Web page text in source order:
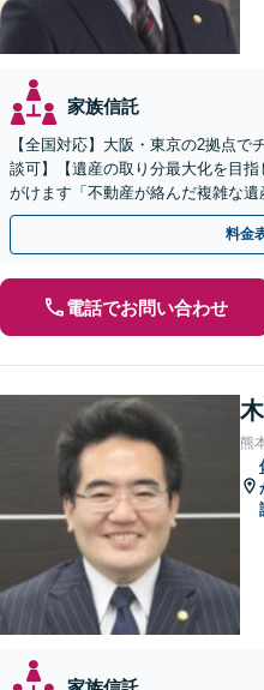
家族信託
【全国対応】大阪・東京の2拠点
談可】【遺産の取り分最大化を目
がけます「不動産が絡んだ複雑な
執行／事業承継など、お任せくだ
料金
電話でお問い合わせ
熊